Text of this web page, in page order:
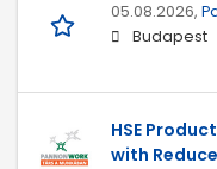
05.08.2026,
Budapest
HSE
with